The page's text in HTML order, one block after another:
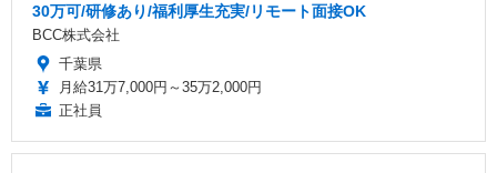
30万可/研修あり/福利厚生充実/リモート面接OK
BCC株式会社
千葉県
月給31万7,000円～35万2,000円
正社員